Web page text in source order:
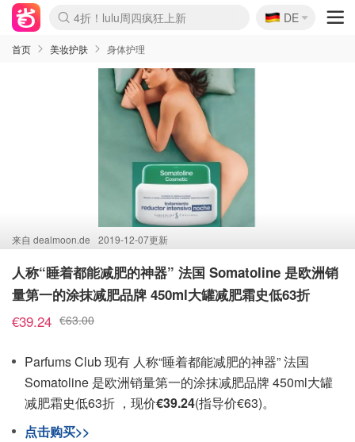
Boticinal 夏促开抢！
4折！lulu周四疯狂上新
还没结束！&OtherStories大促
Joybuy变相75折 随时失效
速领！Stanley独家85折
疑似霸哥！Camper额外叠85折
Zalando 奥莱闪促！每日更新
Moncler反季囤！5折起+叠9折
Coach Brooklyn仅€192
🇩🇪
DE
首页 美妆护肤 身体护理
来自 dealmoon.de 2019-12-07更新
人称“睡着都能减肥的神器” 法国 Somatoline 是欧洲销
量第一的涂抹减肥品牌 450ml大罐减肥霜史低63折
€39.24 €63.00
Parfums Club 现有 人称“睡着都能减肥的神器” 法国
Somatoline 是欧洲销量第一的涂抹减肥品牌 450ml大罐
减肥霜史低63折 ，现价€39.24(指导价€63)。
点击购买>>